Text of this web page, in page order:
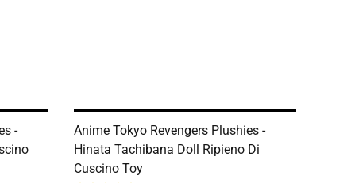
-
Anime Tokyo Revengers Plushies -
Hinata Tachibana Doll Ripieno Di
Cuscino Toy